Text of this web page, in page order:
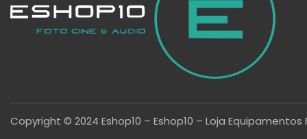
Copyright © 2024 Eshop10 – Eshop10 – Loja